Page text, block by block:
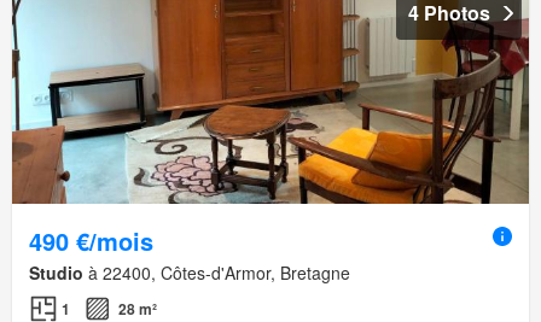
4 Photos
490 €/mois
Studio à 22400, Côtes-d'Armor, Bretagne
1
28 m²